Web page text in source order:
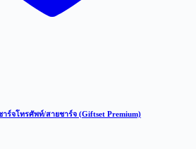
ร์จโทรศัพท์/สายชาร์จ (Giftset Premium)